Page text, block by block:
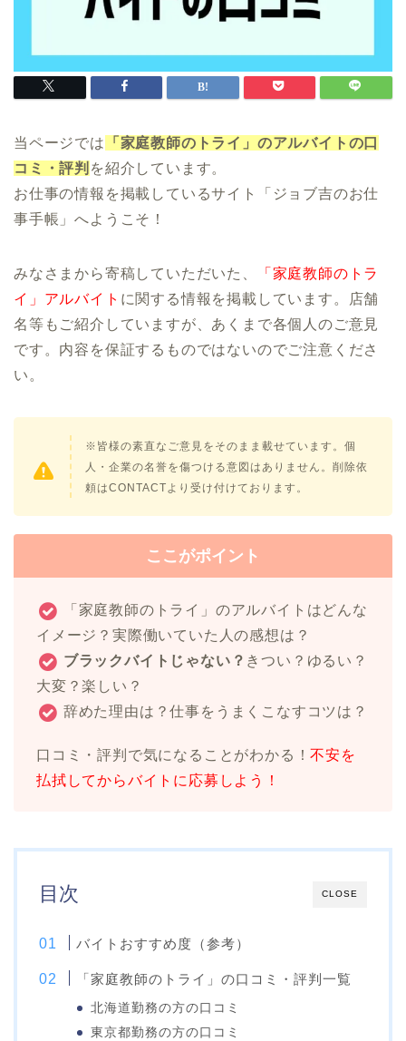
当ページでは
「家庭教師のトライ」のアルバイトの口
コミ・評判 を紹介しています。
お仕事の情報を掲載しているサイト「ジョブ吉のお仕
事手帳」へようこそ！
みなさまから寄稿していただいた、
「家庭教師のトラ
イ」アルバイト に関する情報を掲載しています。店舗
名等もご紹介していますが、あくまで各個人のご意見
です。内容を保証するものではないのでご注意くださ
い。
※皆様の素直なご意見をそのまま載せています。個
人・企業の名誉を傷つける意図はありません。削除依
頼はCONTACTより受け付けております。
ここがポイント
「家庭教師のトライ」のアルバイトはどんな
イメージ？実際働いていた人の感想は？
ブラックバイトじゃない？ きつい？ゆるい？
大変？楽しい？
辞めた理由は？仕事をうまくこなすコツは？
口コミ・評判で気になることがわかる！不安を
払拭してからバイトに応募しよう！
CLOSE
目次
バイトおすすめ度（参考）
「家庭教師のトライ」の口コミ・評判一覧
北海道勤務の方の口コミ
東京都勤務の方の口コミ